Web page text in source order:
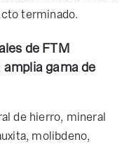
terminado.
de FTM
gama de
de hierro, mineral
molibdeno,